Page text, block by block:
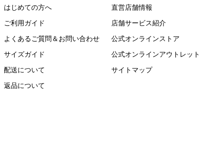
はじめての方へ
ご利用ガイド
よくあるご質問＆お問い合わせ
サイズガイド
配送について
返品について
直営店舗情報
店舗サービス紹介
公式オンラインストア
公式オンラインアウトレット
サイトマップ